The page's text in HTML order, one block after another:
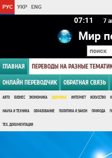
РУС УКР ENG
07:11 7
Мир
ГЛАВНАЯ ПЕРЕВОДЫ НА РАЗНЫЕ
ОНЛАЙН ПЕРЕВОДЧИК ОБРАТНАЯ СВЯЗЬ
АВТО БИЗНЕС ЭКОНОМИКА ЗДОРОВЬЕ ИНТЕРНЕТ ИСКУССТВО
НАУКА И ТЕХНИКА ОБРАЗОВАНИЕ ПОЛИТИКА И ЗАКОН ПРИРОДА
ТЕХ. ДОКУМЕНТАЦИЯ